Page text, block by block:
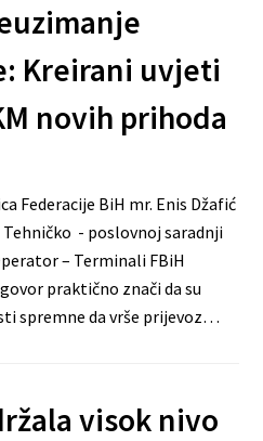
Kreirani uvjeti
novih prihoda
Federacije BiH mr. Enis Džafić
- poslovnoj saradnji
– Terminali FBiH
praktično znači da su
spremne da vrše prijevoz…
visok nivo